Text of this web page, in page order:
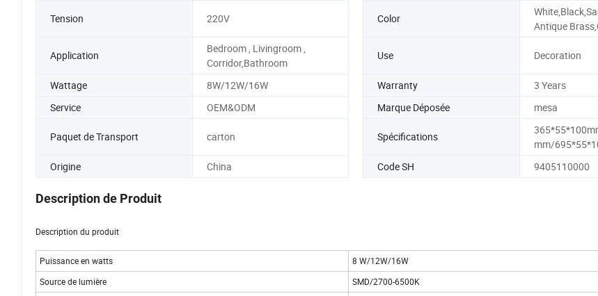
Tension 220V Color
Antique
Application
Bedroom , Livingroom ,
Corridor,Bathroom
Use Decoration
Wattage 8W/12W/16W Warranty
3 Years
Service
OEM&ODM Marque Déposée mesa
Paquet de Transport carton Spécifications
mm/
Origine
China Code SH 9405110000
Description de Produit
Description du produit
Puissance en watts
8 W/12W/16W
Source de lumière
SMD/2700-6500K